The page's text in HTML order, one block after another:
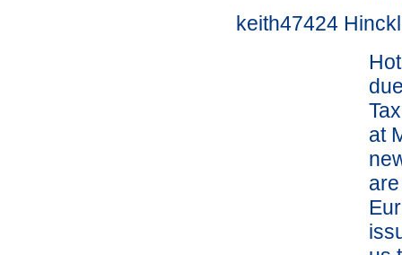
keith47424
at